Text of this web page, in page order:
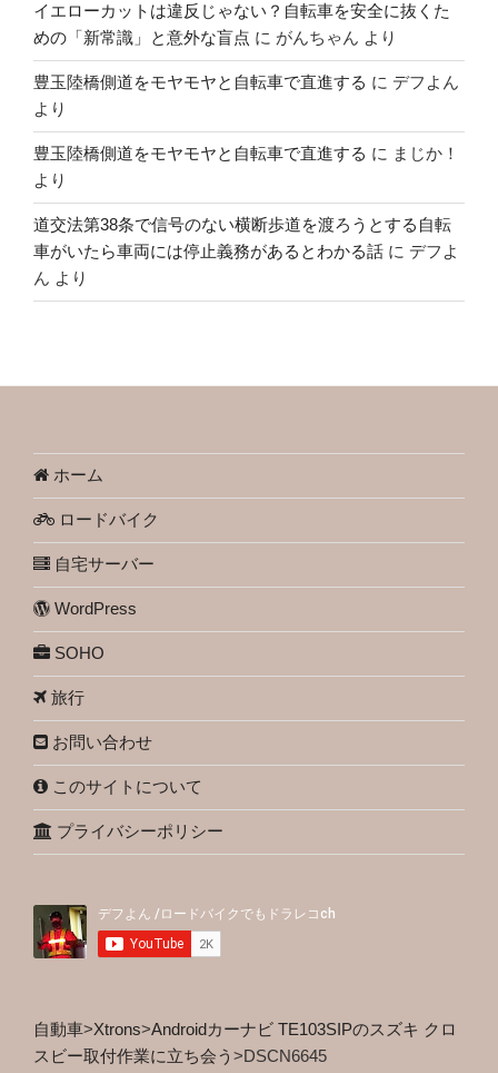
イエローカットは違反じゃない？自転車を安全に抜くた
めの「新常識」と意外な盲点 に がんちゃん より
豊玉陸橋側道をモヤモヤと自転車で直進する に デフよん
より
豊玉陸橋側道をモヤモヤと自転車で直進する に まじか！
より
道交法第38条で信号のない横断歩道を渡ろうとする自転
車がいたら車両には停止義務があるとわかる話 に デフよ
ん より
ホーム
ロードバイク
自宅サーバー
WordPress
SOHO
旅行
お問い合わせ
このサイトについて
プライバシーポリシー
自動車>Xtrons>Androidカーナビ TE103SIPのスズキ クロ
スビー取付作業に立ち会う >DSCN6645